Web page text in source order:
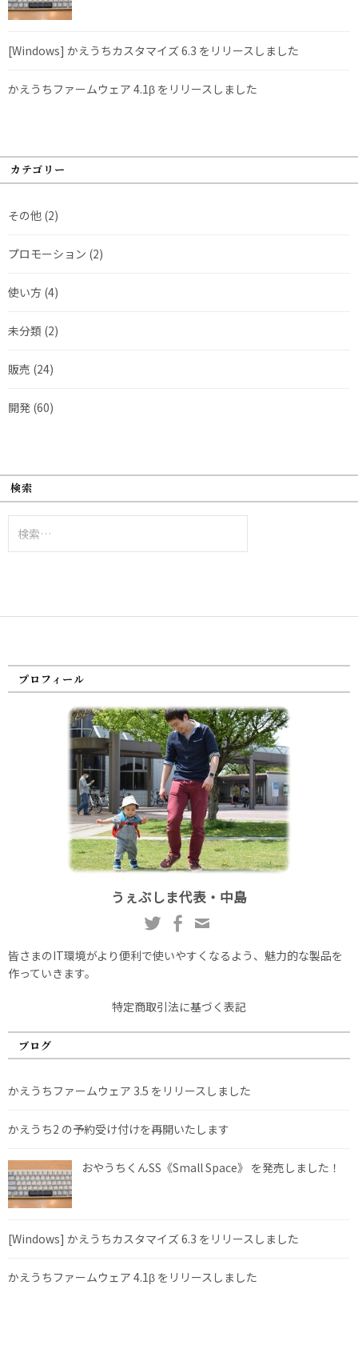
[Windows] かえうちカスタマイズ 6.3 をリリースしました
かえうちファームウェア 4.1β をリリースしました
カテゴリー
その他 (2)
プロモーション (2)
使い方 (4)
未分類 (2)
販売 (24)
開発 (60)
検索
索:
プロフィール
うぇぶしま代表・中島
皆さまのIT環境がより便利で使いやすくなるよう、魅力的な製品を
作っていきます。
特定商取引法に基づく表記
ブログ
かえうちファームウェア 3.5 をリリースしました
かえうち2 の予約受け付けを再開いたします
おやうちくんSS《Small Space》 を発売しました！
[Windows] かえうちカスタマイズ 6.3 をリリースしました
かえうちファームウェア 4.1β をリリースしました